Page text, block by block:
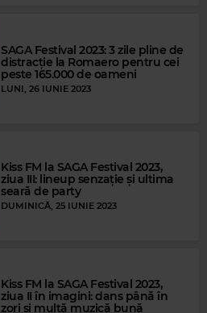
SAGA Festival 2023: 3 zile pline de
distracție la Romaero pentru cei
peste 165.000 de oameni
LUNI, 26 IUNIE 2023
Kiss FM la SAGA Festival 2023,
ziua III: lineup senzație și ultima
seară de party
DUMINICĂ, 25 IUNIE 2023
Kiss FM la SAGA Festival 2023,
ziua II în imagini: dans până în
zori și multă muzică bună